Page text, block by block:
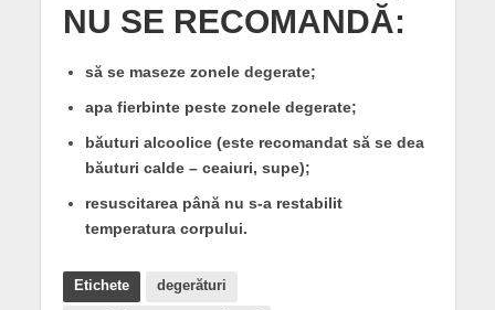
NU SE RECOMANDĂ:
să se maseze zonele degerate;
apa fierbinte peste zonele degerate;
băuturi alcoolice (este recomandat să se dea
băuturi calde – ceaiuri, supe);
resuscitarea până nu s-a restabilit
temperatura corpului.
Etichete degerături